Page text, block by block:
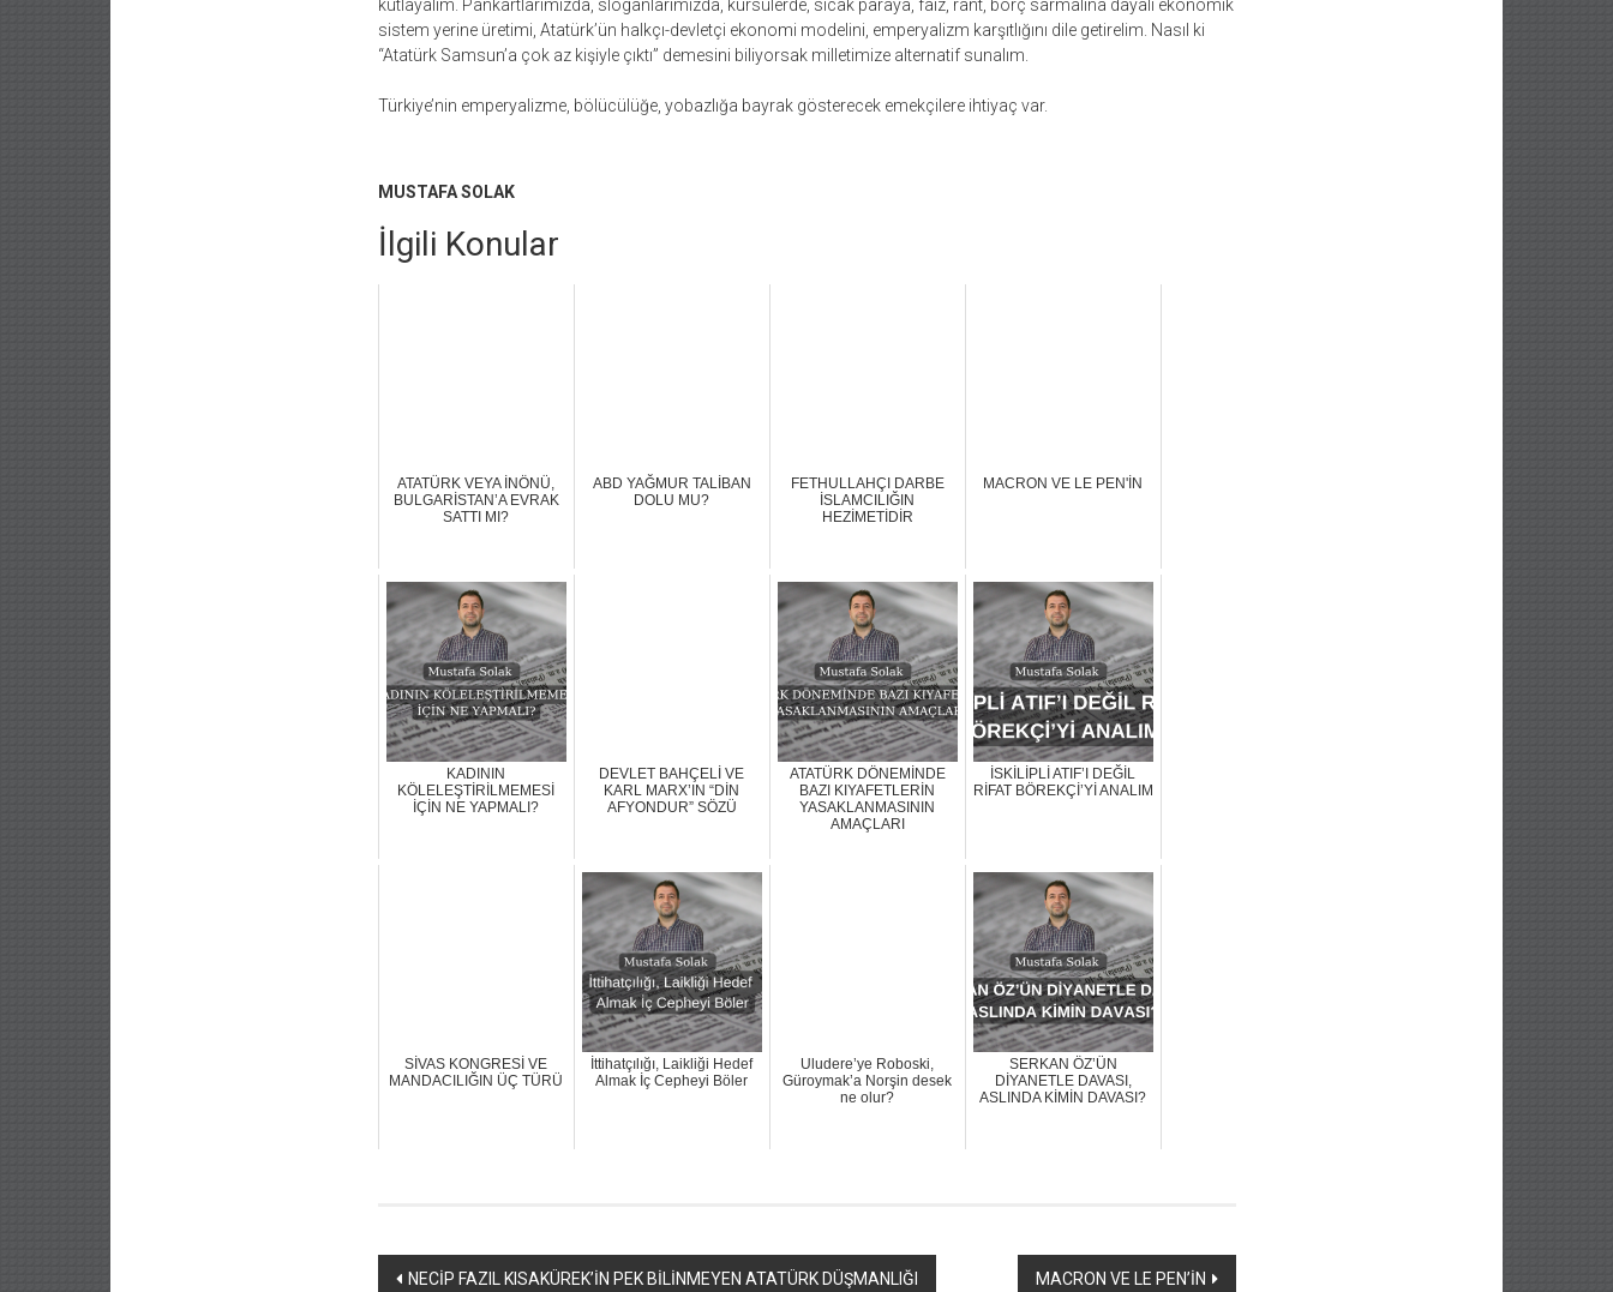
kutlayalım. Pankartlarımızda, sloganlarımızda, kürsülerde, sıcak paraya, faiz, rant, borç sarmalına dayalı ekonomik
sistem yerine üretimi, Atatürk’ün halkçı-devletçi ekonomi modelini, emperyalizm karşıtlığını dile getirelim. Nasıl ki
“Atatürk Samsun’a çok az kişiyle çıktı” demesini biliyorsak milletimize alternatif sunalım.
Türkiye’nin emperyalizme, bölücülüğe, yobazlığa bayrak gösterecek emekçilere ihtiyaç var.
MUSTAFA SOLAK
İlgili Konular
ATATÜRK VEYA İNÖNÜ,
BULGARİSTAN’A EVRAK
SATTI MI?
ABD YAĞMUR TALİBAN
DOLU MU?
FETHULLAHÇI DARBE
İSLAMCILIĞIN
HEZİMETİDİR
MACRON VE LE PEN'İN
KADININ
KÖLELEŞTİRİLMEMESİ
İÇİN NE YAPMALI?
DEVLET BAHÇELİ VE
KARL MARX’IN “DİN
AFYONDUR” SÖZÜ
ATATÜRK DÖNEMİNDE
BAZI KIYAFETLERİN
YASAKLANMASININ
AMAÇLARI
İSKİLİPLİ ATIF’I DEĞİL
RİFAT BÖREKÇİ’Yİ ANALIM
SİVAS KONGRESİ VE
MANDACILIĞIN ÜÇ TÜRÜ
İttihatçılığı, Laikliği Hedef
Almak İç Cepheyi Böler
Uludere’ye Roboski,
Güroymak’a Norşin desek
ne olur?
SERKAN ÖZ’ÜN
DİYANETLE DAVASI,
ASLINDA KİMİN DAVASI?
Yazı
NECİP FAZIL KISAKÜREK’İN PEK BİLİNMEYEN ATATÜRK DÜŞMANLIĞI MACRON VE LE PEN’İN